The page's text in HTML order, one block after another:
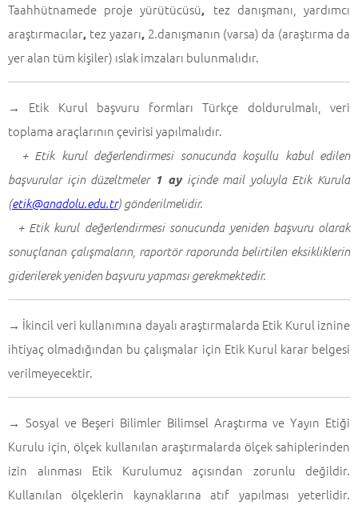
Taahhütnamede proje yürütücüsü, tez danışmanı, yardımcı
araştırmacılar, tez yazarı, 2.danışmanın (varsa) da (araştırma da
yer alan tüm kişiler) ıslak imzaları bulunmalıdır.
→
Etik Kurul başvuru formları Türkçe doldurulmalı, veri
toplama araçlarının çevirisi yapılmalıdır.
+ Etik kurul değerlendirmesi sonucunda koşullu kabul edilen
başvurular için düzeltmeler 1 ayiçinde mail yoluyla Etik Kurula
(etik@anadolu.edu.tr) gönderilmelidir.
+ Etik kurul değerlendirmesi sonucunda yeniden başvuru olarak
sonuçlanan çalışmaların, raportör raporunda belirtilen eksikliklerin
giderilerek yeniden başvuru yapması gerekmektedir.
→ İkincil veri kullanımına dayalı araştırmalarda Etik Kurul iznine
ihtiyaç olmadığından bu çalışmalar için Etik Kurul karar belgesi
verilmeyecektir.
→ Sosyal ve Beşeri Bilimler Bilimsel Araştırma ve Yayın Etiği
Kurulu için, ölçek kullanılan araştırmalarda ölçek sahiplerinden
izin alınması Etik Kurulumuz açısından zorunlu değildir.
Kullanılan ölçeklerin kaynaklarına atıf yapılması yeterlidir.